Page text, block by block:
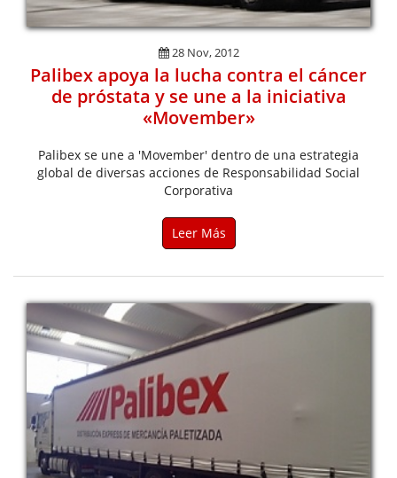
28 Nov, 2012
Palibex apoya la lucha contra el cáncer
de próstata y se une a la iniciativa
«Movember»
Palibex se une a 'Movember' dentro de una estrategia
global de diversas acciones de Responsabilidad Social
Corporativa
Leer Más